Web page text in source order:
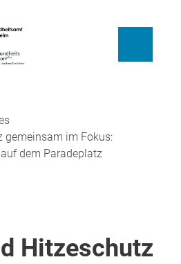
gemeinsam im Fokus:
dem Paradeplatz
Hitzeschutz